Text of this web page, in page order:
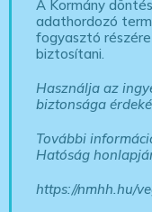
A Kormány
adathordozó
fogyasztó
biztosítani.
Használja az
biztonsága
További
Hatóság
https://nmhh.hu/